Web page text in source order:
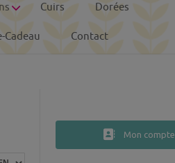
Cuirs Dorées
Cadeau Contact
Mon compte